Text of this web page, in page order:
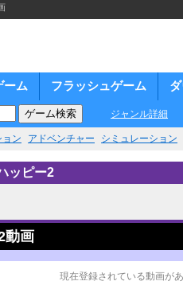
ーム フラッシュゲーム
ジャンル詳細
ョン アドベンチャー シミュレーション
ッピー2
動画
現在登録されている動画が